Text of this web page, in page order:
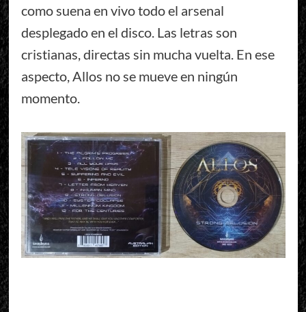
como suena en vivo todo el arsenal
desplegado en el disco. Las letras son
cristianas, directas sin mucha vuelta. En ese
aspecto, Allos no se mueve en ningún
momento.